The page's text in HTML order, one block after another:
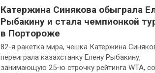
Катержина Синякова обыграла
Рыбакину и стала чемпионкой
в Портороже
82-я ракетка мира, чешка Катержина
переиграла казахстанку Елену Рыбакину,
занимающую 25-ю строчку рейтинга WTA,